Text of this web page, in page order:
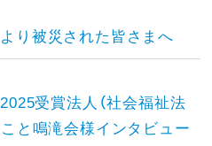
り被災された皆さまへ
受賞法人（社会福祉法
こと鳴滝会様インタビュー